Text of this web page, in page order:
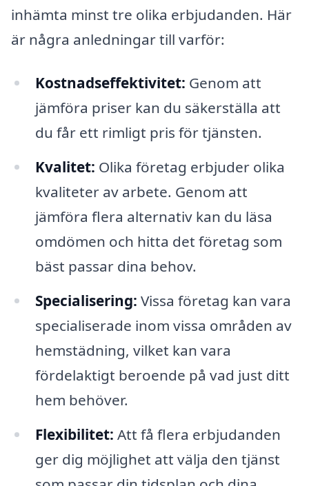
inhämta minst tre olika erbjudanden. Här
är några anledningar till varför:
Kostnadseffektivitet: Genom att
jämföra priser kan du säkerställa att
du får ett rimligt pris för tjänsten.
Kvalitet: Olika företag erbjuder olika
kvaliteter av arbete. Genom att
jämföra flera alternativ kan du läsa
omdömen och hitta det företag som
bäst passar dina behov.
Specialisering: Vissa företag kan vara
specialiserade inom vissa områden av
hemstädning, vilket kan vara
fördelaktigt beroende på vad just ditt
hem behöver.
Flexibilitet: Att få flera erbjudanden
ger dig möjlighet att välja den tjänst